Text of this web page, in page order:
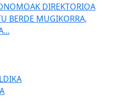
DIREKTORIOA
BERDE MUGIKORRA,